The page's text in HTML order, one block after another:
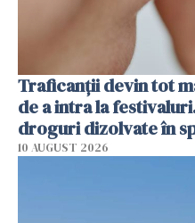
Traficanții devin tot
de a intra la
droguri dizolvate în
10 AUGUST 2026